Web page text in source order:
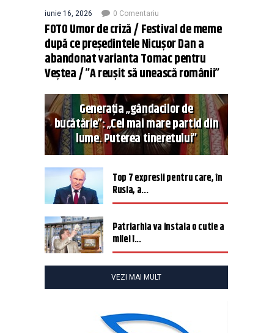
iunie 16, 2026 0 Comentariu
FOTO Umor de criză / Festival de meme
după ce președintele Nicușor Dan a
abandonat varianta Tomac pentru
Veștea / ”A reușit să unească românii”
Generația „gândacilor de
bucătărie”: „Cel mai mare partid din
lume. Puterea tineretului”
Top 7 expresii pentru care, în
Rusia, a...
Patriarhia va instala o cutie a
milei î...
VEZI MAI MULT